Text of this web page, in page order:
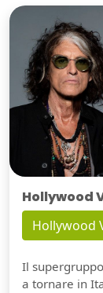
Hollywood
Hollywood
Il
a tornare in